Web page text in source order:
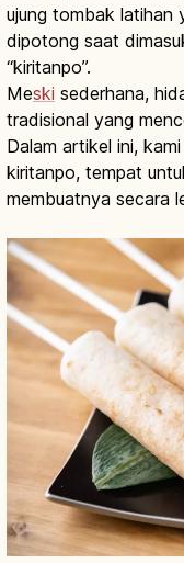
ujung tombak latihan
dipotong saat
“kiritanpo”.
Meski sederhana,
tradisional yang
Dalam artikel ini,
kiritanpo, tempat
membuatnya secara